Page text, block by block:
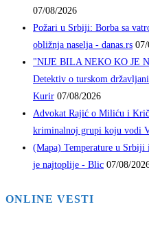
07/08/2026
Požari u Srbiji: Borba sa
obližnja naselja - danas.rs
"NIJE BILA NEKO KO JE
Detektiv o turskom
Kurir 07/08/2026
Advokat Rajić o Miliću i
kriminalnoj grupi koju vodi
(Mapa) Temperature u Srbiji
je najtoplije - Blic 07/08/
ONLINE VESTI